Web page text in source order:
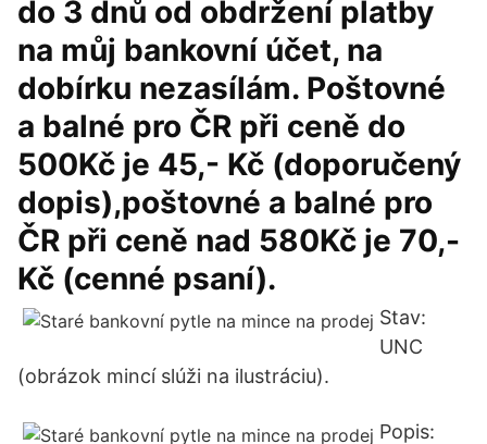
do 3 dnů od obdržení platby
na můj bankovní účet, na
dobírku nezasílám. Poštovné
a balné pro ČR při ceně do
500Kč je 45,- Kč (doporučený
dopis),poštovné a balné pro
ČR při ceně nad 580Kč je 70,-
Kč (cenné psaní).
Stav:
UNC
(obrázok mincí slúži na ilustráciu).
Popis: